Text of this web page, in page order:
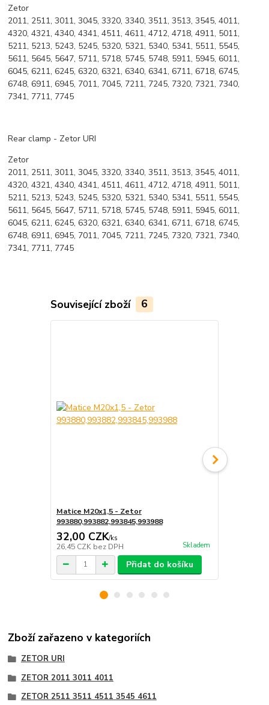
Zetor
2011, 2511, 3011, 3045, 3320, 3340, 3511, 3513, 3545, 4011,
4320, 4321, 4340, 4341, 4511, 4611, 4712, 4718, 4911, 5011,
5211, 5213, 5243, 5245, 5320, 5321, 5340, 5341, 5511, 5545,
5611, 5645, 5647, 5711, 5718, 5745, 5748, 5911, 5945, 6011,
6045, 6211, 6245, 6320, 6321, 6340, 6341, 6711, 6718, 6745,
6748, 6911, 6945, 7011, 7045, 7211, 7245, 7320, 7321, 7340,
7341, 7711, 7745
Rear clamp - Zetor URI
Zetor
2011, 2511, 3011, 3045, 3320, 3340, 3511, 3513, 3545, 4011,
4320, 4321, 4340, 4341, 4511, 4611, 4712, 4718, 4911, 5011,
5211, 5213, 5243, 5245, 5320, 5321, 5340, 5341, 5511, 5545,
5611, 5645, 5647, 5711, 5718, 5745, 5748, 5911, 5945, 6011,
6045, 6211, 6245, 6320, 6321, 6340, 6341, 6711, 6718, 6745,
6748, 6911, 6945, 7011, 7045, 7211, 7245, 7320, 7321, 7340,
7341, 7711, 7745
Související zboží 6
Matice M20x1,5 - Zetor
993880,993882,993845,993988
32,00 CZK/ks
26,45 CZK bez DPH Skladem
Přidat do košíku
Zboží zařazeno v kategoriích
ZETOR URI
ZETOR 2011 3011 4011
ZETOR 2511 3511 4511 3545 4611